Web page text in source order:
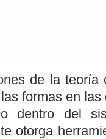
de la teoría
formas en
dentro del
otorga